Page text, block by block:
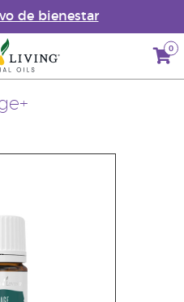
de bienestar
0